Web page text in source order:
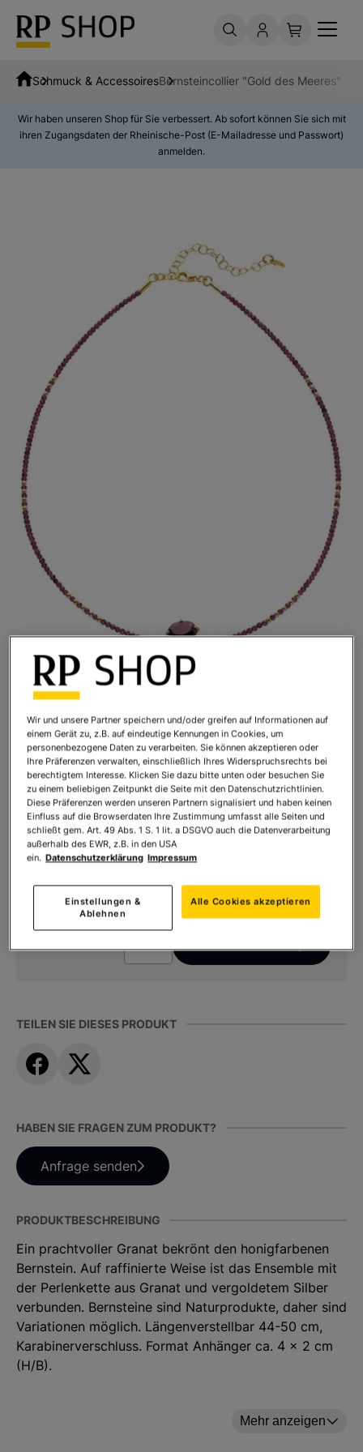
Schmuck & AccessoiresBernsteincollier "Gold des Meeres"
Wir haben unseren Shop für Sie verbessert. Ab sofort können Sie sich mit
ihren Zugangsdaten der Rheinische-Post (E-Mailadresse und Passwort)
anmelden.
Bernsteincollier "Gold des Meeres"
Art.Nr.: 902052
Sofort lieferbar
Ihr Preis:340,00 €*
* inkl. MwSt. zzgl. Versandkosten
Anzahl:
TEILEN SIE DIESES PRODUKT
HABEN SIE FRAGEN ZUM PRODUKT?
Anfrage senden
PRODUKTBESCHREIBUNG
Ein prachtvoller Granat bekrönt den honigfarbenen
Bernstein. Auf raffinierte Weise ist das Ensemble mit
der Perlenkette aus Granat und vergoldetem Silber
verbunden. Bernsteine sind Naturprodukte, daher sind
Variationen möglich. Längenverstellbar 44-50 cm,
Karabinerverschluss. Format Anhänger ca. 4 x 2 cm
(H/B).
Länge 44-50 cm | Anhänger ca. 4 x 2 cm (H/B)
Mehr anzeigen
Wir und unsere Partner speichern und/oder greifen auf Informationen auf
einem Gerät zu, z.B. auf eindeutige Kennungen in Cookies, um
personenbezogene Daten zu verarbeiten. Sie können akzeptieren oder
Ihre Präferenzen verwalten, einschließlich Ihres Widerspruchsrechts bei
berechtigtem Interesse. Klicken Sie dazu bitte unten oder besuchen Sie
zu einem beliebigen Zeitpunkt die Seite mit den Datenschutzrichtlinien.
Diese Präferenzen werden unseren Partnern signalisiert und haben keinen
Einfluss auf die Browserdaten Ihre Zustimmung umfasst alle Seiten und
schließt gem. Art. 49 Abs. 1 S. 1 lit. a DSGVO auch die Datenverarbeitung
außerhalb des EWR, z.B. in den USA
ein. Datenschutzerklärung Impressum
Einstellungen &
Ablehnen
Alle Cookies akzeptieren